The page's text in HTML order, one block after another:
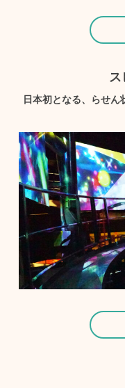
ス
日本初となる、らせ